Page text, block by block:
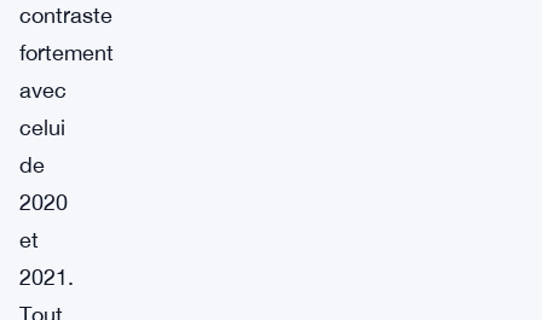
contraste
fortement
avec
celui
de
2020
et
2021.
Tout